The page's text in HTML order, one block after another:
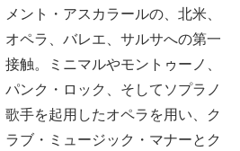
メント・アスカラールの、北米、
オペラ、バレエ、サルサへの第一
接触。ミニマルやモントゥーノ、
パンク・ロック、そしてソプラノ
歌手を起用したオペラを用い、ク
ラブ・ミュージック・マナーとク